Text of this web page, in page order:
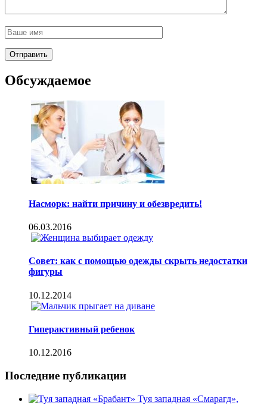
Обсуждаемое
Насморк: найти причину и обезвредить!
06.03.2016
Совет: как с помощью одежды скрыть недостатки
фигуры
10.12.2014
Гиперактивный ребенок
10.12.2016
Последние публикации
Туя западная «Смарагд»,